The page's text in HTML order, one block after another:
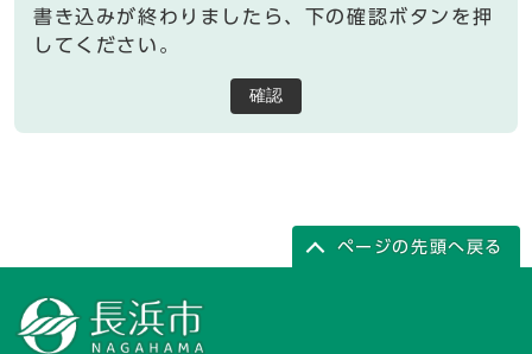
書き込みが終わりましたら、下の確認ボタンを押
してください。
確認
ページの先頭へ戻る